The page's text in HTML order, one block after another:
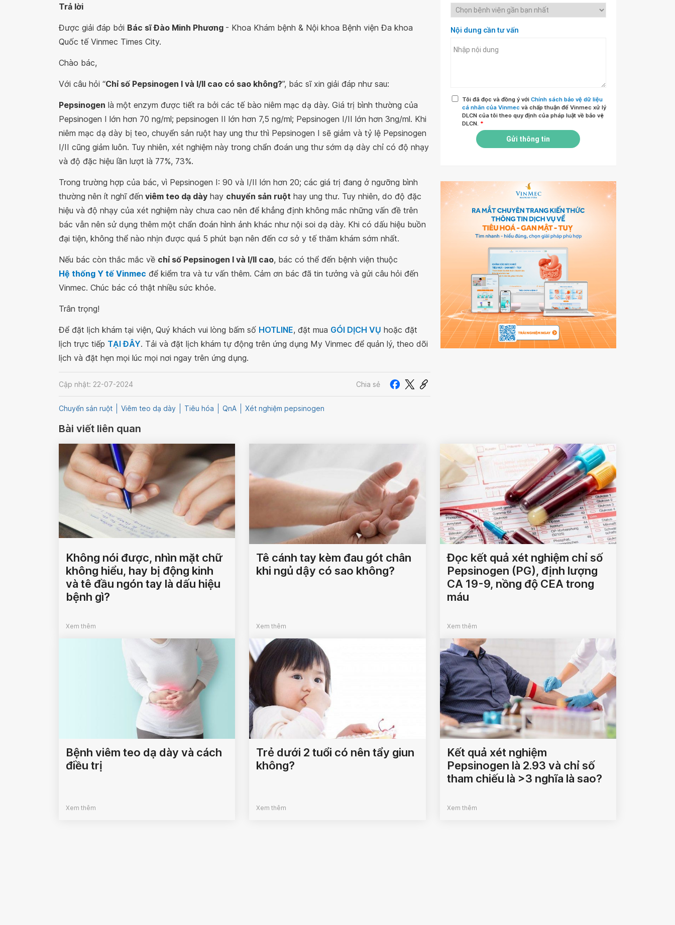
Trả lời
Được giải đáp bởi Bác sĩ Đào Minh Phương - Khoa Khám bệnh & Nội khoa Bệnh viện Đa khoa
Quốc tế Vinmec Times City.
Chào bác,
Với câu hỏi “Chỉ số Pepsinogen I và I/II cao có sao không?”, bác sĩ xin giải đáp như sau:
Pepsinogen là một enzym được tiết ra bởi các tế bào niêm mạc dạ dày. Giá trị bình thường của
Pepsinogen I lớn hơn 70 ng/ml; pepsinogen II lớn hơn 7,5 ng/ml; Pepsinogen I/II lớn hơn 3ng/ml. Khi
niêm mạc dạ dày bị teo, chuyển sản ruột hay ung thư thì Pepsinogen I sẽ giảm và tỷ lệ Pepsinogen
I/II cũng giảm luôn. Tuy nhiên, xét nghiệm này trong chẩn đoán ung thư sớm dạ dày chỉ có độ nhạy
và độ đặc hiệu lần lượt là 77%, 73%.
Trong trường hợp của bác, vì Pepsinogen I: 90 và I/II lớn hơn 20; các giá trị đang ở ngưỡng bình
thường nên ít nghĩ đến viêm teo dạ dày hay chuyển sản ruột hay ung thư. Tuy nhiên, do độ đặc
hiệu và độ nhạy của xét nghiệm này chưa cao nên để khẳng định không mắc những vấn đề trên
bác vẫn nên sử dụng thêm một chẩn đoán hình ảnh khác như nội soi dạ dày. Khi có dấu hiệu buồn
đại tiện, không thể nào nhịn được quá 5 phút bạn nên đến cơ sở y tế thăm khám sớm nhất.
Nếu bác còn thắc mắc về chỉ số Pepsinogen I và I/II cao, bác có thể đến bệnh viện thuộc
Hệ thống Y tế Vinmec để kiểm tra và tư vấn thêm. Cảm ơn bác đã tin tưởng và gửi câu hỏi đến
Vinmec. Chúc bác có thật nhiều sức khỏe.
Trân trọng!
Để đặt lịch khám tại viện, Quý khách vui lòng bấm số HOTLINE, đặt mua GÓI DỊCH VỤ hoặc đặt
lịch trực tiếp TẠI ĐÂY. Tải và đặt lịch khám tự động trên ứng dụng My Vinmec để quản lý, theo dõi
lịch và đặt hẹn mọi lúc mọi nơi ngay trên ứng dụng.
Cập nhật: 22-07-2024 Chia sẻ
Chuyển sản ruột Viêm teo dạ dày Tiêu hóa QnA Xét nghiệm pepsinogen
Nội dung cần tư vấn
Tôi đã đọc và đồng ý với Chính sách bảo vệ dữ liệu
cá nhân của Vinmec và chấp thuận để Vinmec xử lý
DLCN của tôi theo quy định của pháp luật về bảo vệ
DLCN. *
Gửi thông tin
Bài viết liên quan
Không nói được, nhìn mặt chữ
không hiểu, hay bị động kinh
và tê đầu ngón tay là dấu hiệu
bệnh gì?
Xem thêm
Tê cánh tay kèm đau gót chân
khi ngủ dậy có sao không?
Xem thêm
Đọc kết quả xét nghiệm chỉ số
Pepsinogen (PG), định lượng
CA 19-9, nồng độ CEA trong
máu
Xem thêm
Bệnh viêm teo dạ dày và cách
điều trị
Xem thêm
Trẻ dưới 2 tuổi có nên tẩy giun
không?
Xem thêm
Kết quả xét nghiệm
Pepsinogen là 2.93 và chỉ số
tham chiếu là >3 nghĩa là sao?
Xem thêm